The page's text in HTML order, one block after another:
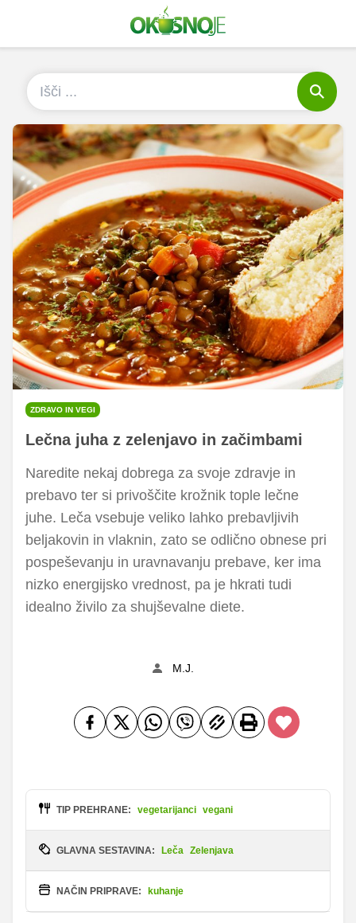
ZDRAVO IN VEGI
Lečna juha z zelenjavo in začimbami
Naredite nekaj dobrega za svoje zdravje in
prebavo ter si privoščite krožnik tople lečne
juhe. Leča vsebuje veliko lahko prebavljivih
beljakovin in vlaknin, zato se odlično obnese pri
pospeševanju in uravnavanju prebave, ker ima
nizko energijsko vrednost, pa je hkrati tudi
idealno živilo za shujševalne diete.
M.J.
TIP PREHRANE: vegetarijanci vegani
GLAVNA SESTAVINA: Leča Zelenjava
NAČIN PRIPRAVE: kuhanje